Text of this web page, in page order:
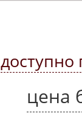
доступно
цена